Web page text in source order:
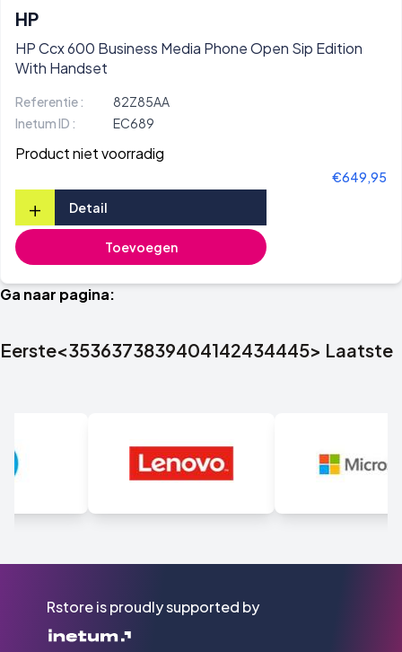
HP
HP Ccx 600 Business Media Phone Open Sip Edition
With Handset
Referentie :
82Z85AA
Inetum ID :
EC689
Product niet voorradig
€649,95
+ Detail
Toevoegen
Ga naar pagina:
Eerste<3536373839404142434445> Laatste
Rstore is proudly supported by